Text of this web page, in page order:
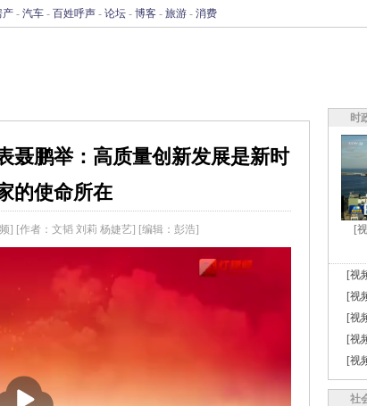
产 - 汽车 - 百姓呼声 - 论坛 - 博客 - 旅游 - 消费
聂鹏举：高质量创新发展是新时
的使命所在
] [作者：文韬 刘莉 杨婕艺] [编辑：彭浩]
放
时
[
[视
[视
[视
[视
[视
社